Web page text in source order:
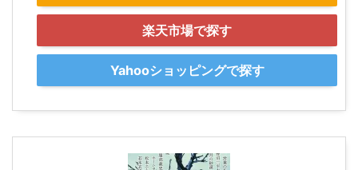
楽天市場で探す
Yahooショッピングで探す